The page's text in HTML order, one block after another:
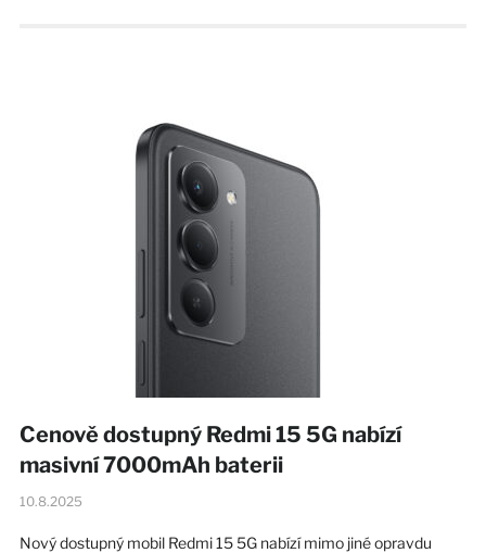
Cenově dostupný Redmi 15 5G nabízí
masivní 7000mAh baterii
10.8.2025
Nový dostupný mobil Redmi 15 5G nabízí mimo jiné opravdu